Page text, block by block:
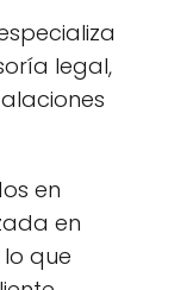
legal,
en
en
que